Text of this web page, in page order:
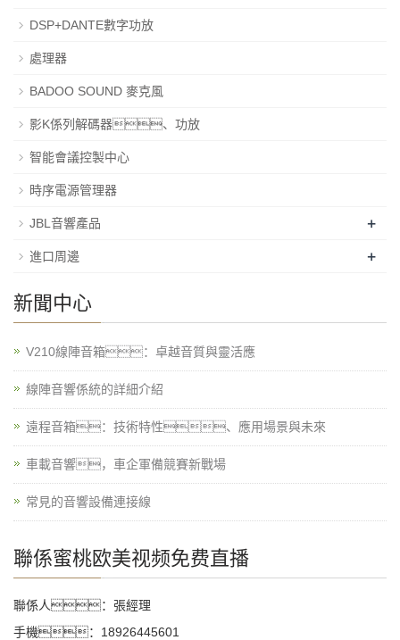
DSP+DANTE數字功放
處理器
BADOO SOUND 麥克風
影K係列解碼器、功放
智能會議控製中心
時序電源管理器
JBL音響產品 +
進口周邊 +
新聞中心
V210線陣音箱：卓越音質與靈活應
線陣音響係統的詳細介紹
遠程音箱：技術特性、應用場景與未來
車載音響，車企軍備競賽新戰場
常見的音響設備連接線
聯係蜜桃欧美视频免费直播
聯係人：張經理
手機：18926445601